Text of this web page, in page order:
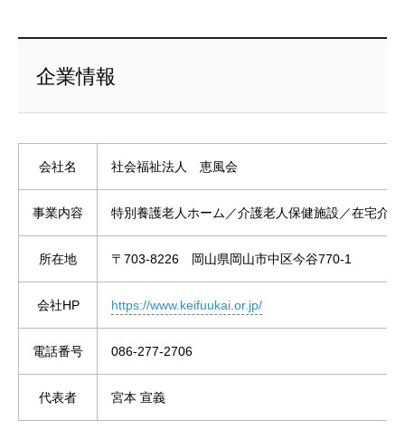
企業情報
会社名 社会福祉法人 恵風会
事業内容 特別養護老人ホーム／介護老人保健施設／在宅介
所在地 〒703-8226 岡山県岡山市中区今谷770-1
会社HP https://www.keifuukai.or.jp/
電話番号 086-277-2706
代表者 宮本 宣義